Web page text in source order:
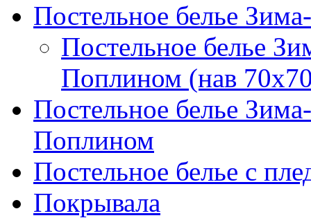
Постельное белье
Постельное белье
Поплином (нав
Постельное белье
Поплином
Постельное белье с
Покрывала